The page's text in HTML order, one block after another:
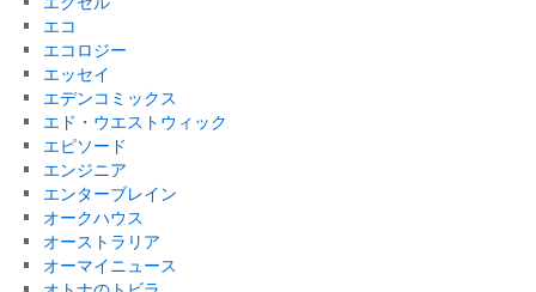
エコ
エコロジー
エッセイ
エデンコミックス
エド・ウエストウィック
エピソード
エンジニア
エンターブレイン
オークハウス
オーストラリア
オーマイニュース